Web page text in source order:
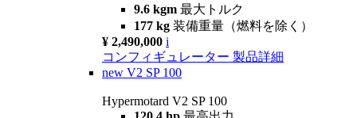
9.6 kgm 最大トルク
177 kg 装備重量（燃料を除く）
¥ 2,490,000 i
コンフィギュレーター 製品詳細
new V2 SP 100
Hypermotard V2 SP 100